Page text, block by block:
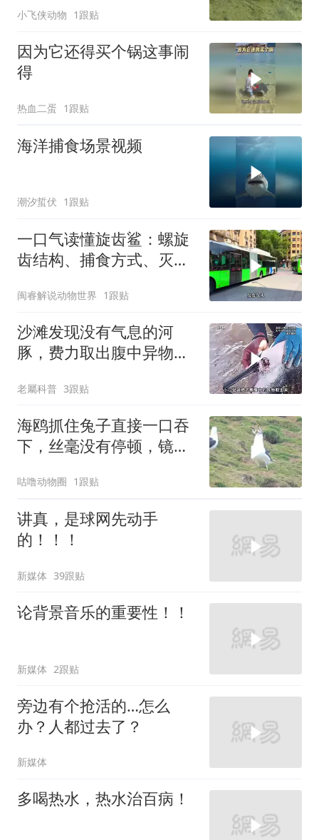
小飞侠动物 1跟贴
因为它还得买个锅这事闹
得
热血二蛋 1跟贴
海洋捕食场景视频
潮汐蜇伏 1跟贴
一口气读懂旋齿鲨：螺旋
齿结构、捕食方式、灭绝
闽睿解说动物世界 1跟贴
沙滩发现没有气息的河
豚，费力取出腹中异物，
老屬科普 3跟贴
海鸥抓住兔子直接一口吞
下，丝毫没有停顿，镜头
咕噜动物圈 1跟贴
讲真，是球网先动手
的！！！
新媒体 39跟贴
论背景音乐的重要性！！
新媒体 2跟贴
旁边有个抢活的…怎么
办？人都过去了？
新媒体
多喝热水，热水治百病！